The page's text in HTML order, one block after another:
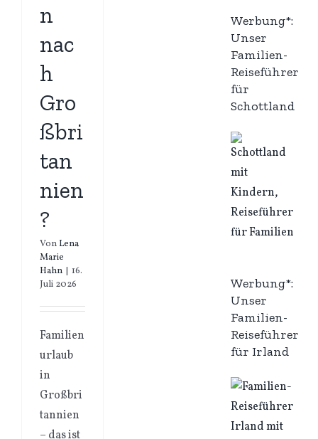
n
nac
h
Gro
ßbri
tan
nien
?
VonLena
Marie
Hahn | 16.
Juli 2026
Familien
urlaub
in
Großbri
tannien
– das ist
Werbung*:
Unser
Familien-
Reiseführer
für
Schottland
Werbung*:
Unser
Familien-
Reiseführer
für Irland